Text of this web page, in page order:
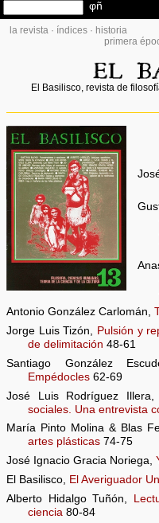
la revista · índices · historia
primera
El Basilisco, revista de
Antonio González Carlomán,
Jorge Luis Tizón, Pulsión y
de delimitación 48-61
Santiago González
Empédocles 62-69
José Luis Rodríguez Illera,
sociales. Una entrevista
María Pinto Molina & Blas
artes plásticas 74-75
José Ignacio Gracia Noriega,
El Basilisco, El Averiguador
Alberto Hidalgo Tuñón,
ciencia 80-84